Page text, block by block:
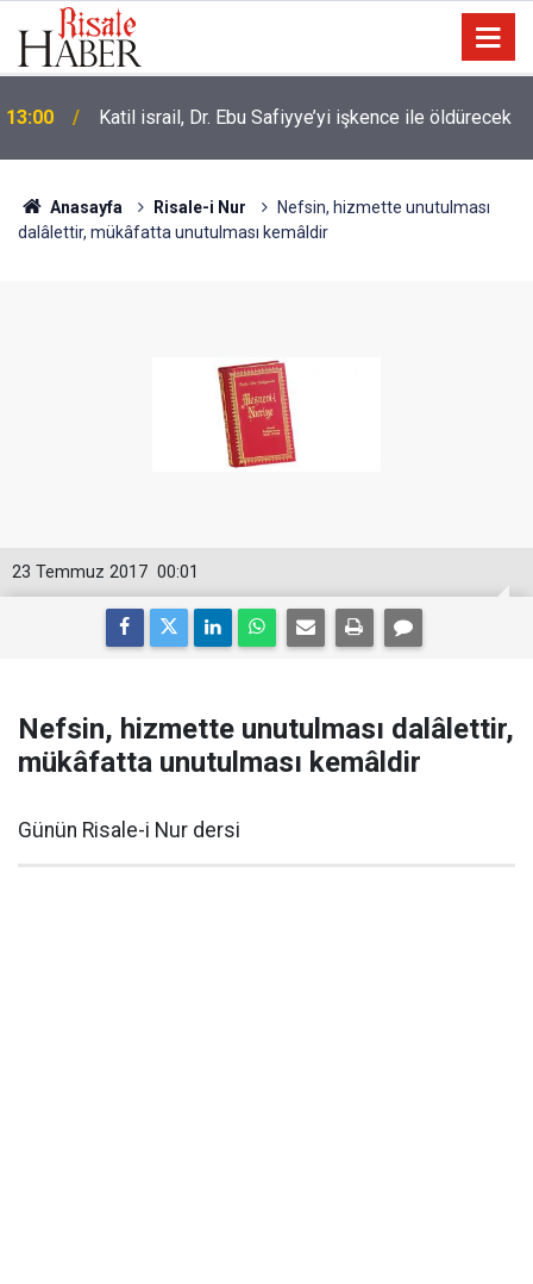
13:00 Katil israil, Dr. Ebu Safiyye’yi işkence ile öldürecek
Anasayfa Risale-i Nur
Nefsin, hizmette unutulması
dalâlettir, mükâfatta unutulması kemâldir
00:01
23 Temmuz 2017
Nefsin, hizmette unutulması dalâlettir,
mükâfatta unutulması kemâldir
Günün Risale-i Nur dersi